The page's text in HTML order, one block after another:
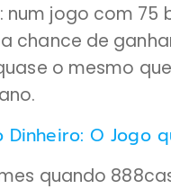
jogo com 75
chance de
o mesmo
O Jogo
quando